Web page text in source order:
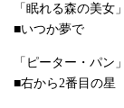
「眠れる森の美女」
■いつか夢で
「ピーター・パン」
■右から2番目の星